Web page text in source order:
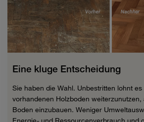
Eine kluge Entscheidung
Sie haben die Wahl. Unbestritten lohnt
vorhandenen Holzboden
Boden einzubauen. Weniger